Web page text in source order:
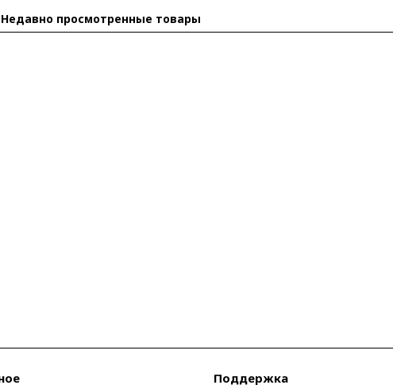
Недавно просмотренные товары
Поддержка